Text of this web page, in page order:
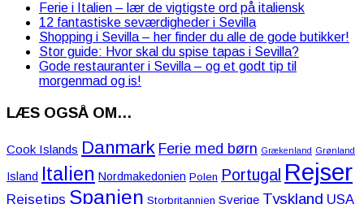
Ferie i Italien – lær de vigtigste ord på italiensk
12 fantastiske seværdigheder i Sevilla
Shopping i Sevilla – her finder du alle de gode butikker!
Stor guide: Hvor skal du spise tapas i Sevilla?
Gode restauranter i Sevilla – og et godt tip til
morgenmad og is!
LÆS OGSÅ OM…
Cook Islands Danmark Ferie med børn Grækenland Grønland
Island Italien Nordmakedonien Polen Portugal Rejser
Rejsetips Spanien Storbritannien Sverige Tyskland USA